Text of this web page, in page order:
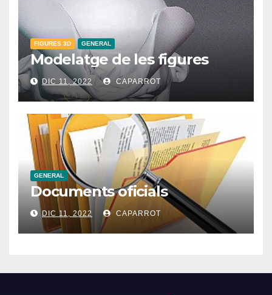
FIGURES 3D GENERAL
Modelatge de les figures
DIC 11, 2022 CAPARROT
GENERAL
Documents oficials
DIC 11, 2022 CAPARROT